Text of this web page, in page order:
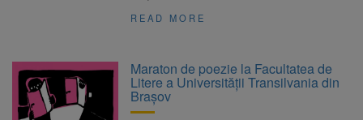
READ MORE
Maraton de poezie la Facultatea de
Litere a Universității Transilvania din
Brașov